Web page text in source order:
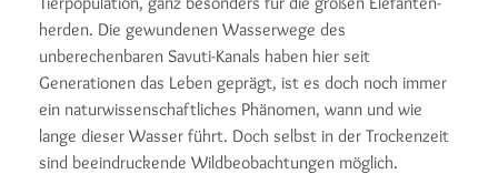
herden. Die gewundenen Wasserwege des
unberechenbaren Savuti-Kanals haben hier seit
Generationen das Leben geprägt, ist es doch noch immer
ein naturwissenschaftliches Phänomen, wann und wie
lange dieser Wasser führt. Doch selbst in der Trockenzeit
sind beeindruckende Wildbeobachtungen möglich.